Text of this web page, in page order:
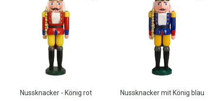
Nussknacker - König rot Nussknacker mit König blau